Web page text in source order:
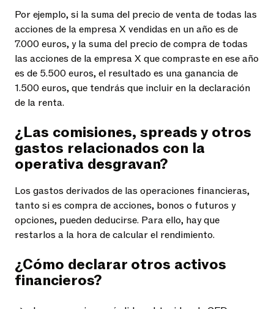
Por ejemplo, si la suma del precio de venta de todas las
acciones de la empresa X vendidas en un año es de
7.000 euros, y la suma del precio de compra de todas
las acciones de la empresa X que compraste en ese año
es de 5.500 euros, el resultado es una ganancia de
1.500 euros, que tendrás que incluir en la declaración
de la renta.
¿Las comisiones, spreads y otros
gastos relacionados con la
operativa desgravan?
Los gastos derivados de las operaciones financieras,
tanto si es compra de acciones, bonos o futuros y
opciones, pueden deducirse. Para ello, hay que
restarlos a la hora de calcular el rendimiento.
¿Cómo declarar otros activos
financieros?